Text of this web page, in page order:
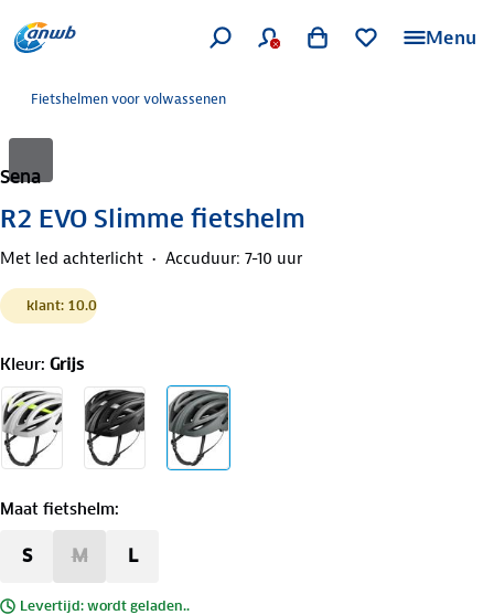
Menu
Fietshelmen voor volwassenen
Sena
R2 EVO Slimme fietshelm
Met led achterlicht Accuduur: 7-10 uur
klant: 10.0
Kleur: Grijs
Maat fietshelm:
S M L
Levertijd: wordt geladen..